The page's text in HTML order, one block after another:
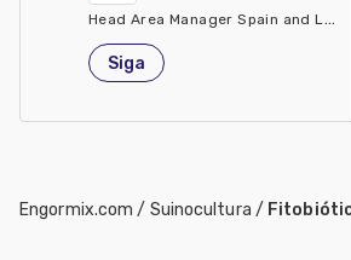
Head Area Manager Spain and
Espanha
Siga
Engormix.com / Suinocultura /